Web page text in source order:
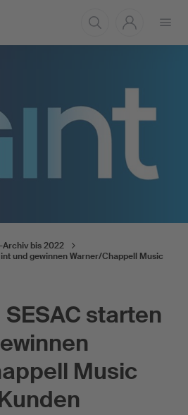
starten
Music
Archiv bis 2022
und gewinnen Warner/Chappell Music